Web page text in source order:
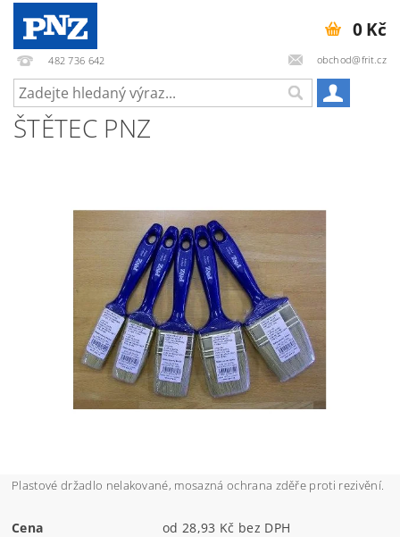
482 736 642 obchod@frit.cz
0 Kč
ŠTĚTEC PNZ
Plastové držadlo nelakované, mosazná ochrana zděře proti rezivění.
Cena od 28,93 Kč bez DPH